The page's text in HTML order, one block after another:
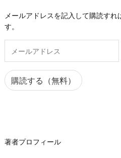
メールアドレスを記入して購読す
す。
ア
ド
購読する（無料）
著者プロフィール